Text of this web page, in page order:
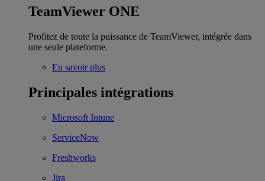
TeamViewer ONE
Profitez de toute la puissance de TeamViewer, intégrée dans
une seule plateforme.
En savoir plus
Principales intégrations
Microsoft Intune
ServiceNow
Freshworks
Jira